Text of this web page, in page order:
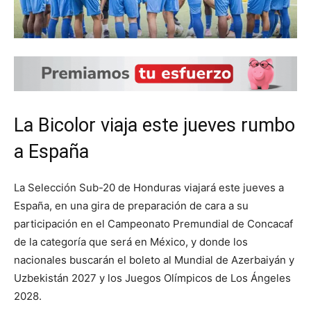
La Bicolor viaja este jueves rumbo
a España
La Selección Sub-20 de Honduras viajará este jueves a
España, en una gira de preparación de cara a su
participación en el Campeonato Premundial de Concacaf
de la categoría que será en México, y donde los
nacionales buscarán el boleto al Mundial de Azerbaiyán y
Uzbekistán 2027 y los Juegos Olímpicos de Los Ángeles
2028.